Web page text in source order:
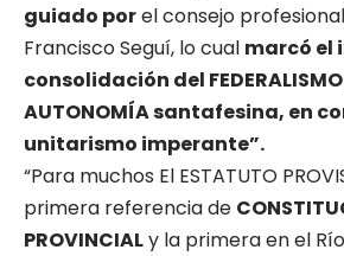
guiado porel consejo
Francisco Seguí, lo cual marcó el
consolidación del
AUTONOMÍA santafesina, en
unitarismo imperante”.
“Para muchos El ESTATUTO
primera referencia de
PROVINCIALy la primera en el